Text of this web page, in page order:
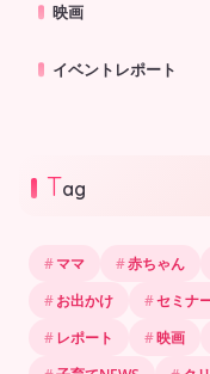
映画
イベントレポート
Tag
ママ 赤ちゃん
お出かけ
セミナ
レポート
映画